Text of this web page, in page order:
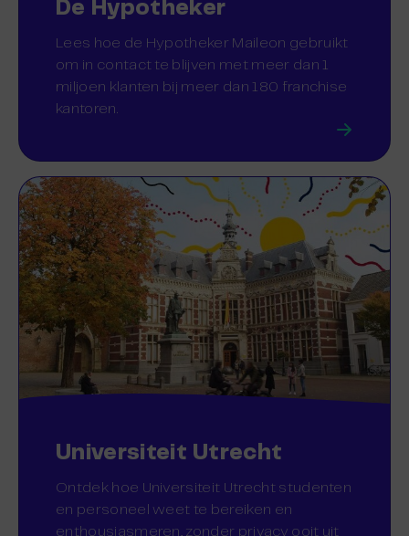
De Hypotheker
Lees hoe de Hypotheker Maileon gebruikt
om in contact te blijven met meer dan 1
miljoen klanten bij meer dan 180 franchise
kantoren.
Universiteit Utrecht
Ontdek hoe Universiteit Utrecht studenten
en personeel weet te bereiken en
enthousiasmeren, zonder privacy ooit uit